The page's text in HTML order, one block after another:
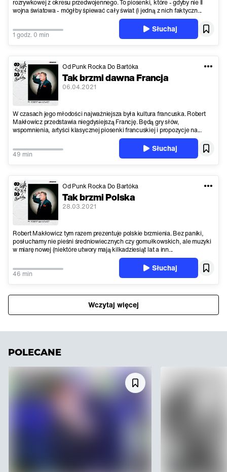
rozrywkowej z okresu przedwojennego. To piosenki, które - gdyby nie II
wojna światowa - mógłby śpiewać cały świat (i jedną z nich faktyczn...
1 godz. 0 min
Słuchaj
Od Punk Rocka Do Bartóka
Tak brzmi dawna Francja
06.04.2021
W czasach jego młodości najważniejsza była kultura francuska. Robert
Makłowicz przedstawia niegdysiejszą Francję. Będą gry słów,
wspomnienia, artyści klasycznej piosenki francuskiej i propozycje na...
49 min
Słuchaj
Od Punk Rocka Do Bartóka
Tak brzmi Polska
28.03.2021
Robert Makłowicz tym razem prezentuje polskie brzmienia. Bez paniki,
posłuchamy nie pieśni średniowiecznych czy gomułkowskich, ale muzyki
w miarę nowej (niektóre utwory mają kilkadziesiąt lat a inn...
46 min
Słuchaj
Wczytaj więcej
POLECANE